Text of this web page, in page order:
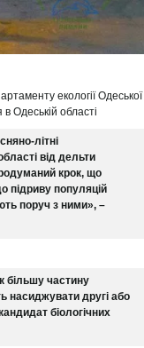
екології Одеської
Одеській області
літні
від дельти
крок, що
підриву популяцій
поруч з ними», –
більшу частину
насиджувати другі або
біологічних